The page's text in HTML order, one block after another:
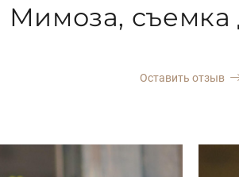
Мимоза,
Оставить отзыв